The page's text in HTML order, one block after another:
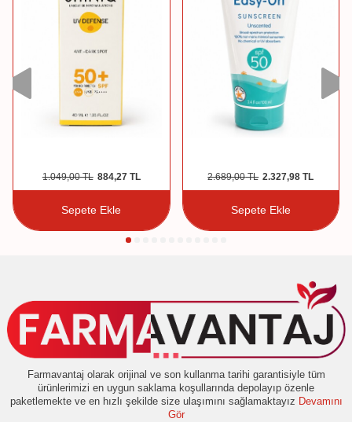
1.049,00TL 884,27TL
Sepete Ekle
2.689,00TL 2.327,98 TL
Sepete Ekle
Farmavantaj olarak orijinal ve son kullanma tarihi garantisiyle tüm
ürünlerimizi en uygun saklama koşullarında depolayıp özenle
paketlemekte ve en hızlı şekilde size ulaşımını sağlamaktayız Devamını
Gör